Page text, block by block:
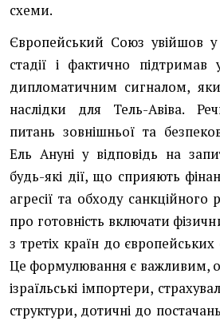
схеми.
Європейський Союз увійшов
стадії і фактично підтримав
дипломатичним сигналом,
наслідки для Тель-Авіва.
питань зовнішньої та
Ель Ануні у відповідь на
будь-які дії, що сприяють
агресії та обходу
про готовність включати
з третіх країн до європейських
Це формулювання є важливим,
ізраїльські імпортери,
структури, дотичні до